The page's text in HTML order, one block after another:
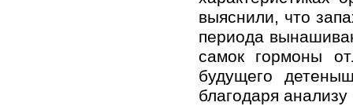
выяснили, что
периода
самок гормоны
будущего
благодаря